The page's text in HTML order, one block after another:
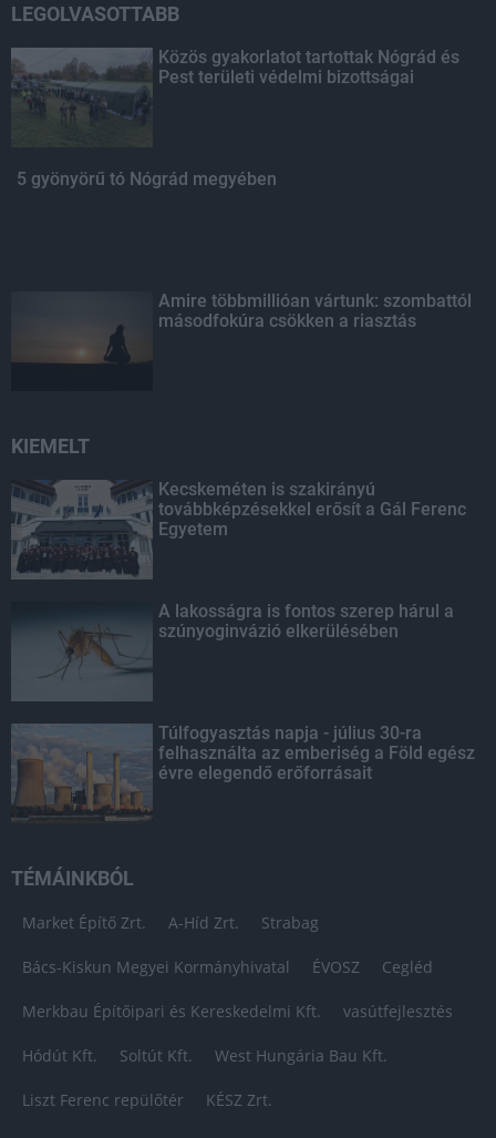
LEGOLVASOTTABB
Közös gyakorlatot tartottak Nógrád és
Pest területi védelmi bizottságai
5 gyönyörű tó Nógrád megyében
Amire többmillióan vártunk: szombattól
másodfokúra csökken a riasztás
KIEMELT
Kecskeméten is szakirányú
továbbképzésekkel erősít a Gál Ferenc
Egyetem
A lakosságra is fontos szerep hárul a
szúnyoginvázió elkerülésében
Túlfogyasztás napja - július 30-ra
felhasználta az emberiség a Föld egész
évre elegendő erőforrásait
TÉMÁINKBÓL
Market Építő Zrt. A-Híd Zrt. Strabag
Bács-Kiskun Megyei Kormányhivatal ÉVOSZ Cegléd
Merkbau Építőipari és Kereskedelmi Kft. vasútfejlesztés
Hódút Kft. Soltút Kft. West Hungária Bau Kft.
Liszt Ferenc repülőtér KÉSZ Zrt.